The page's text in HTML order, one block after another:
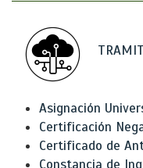
Asignación
Certificación
Certificado de
Constancia de